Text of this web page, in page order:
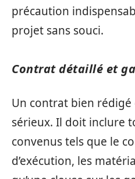
précaution
projet sans souci.
Contrat détaillé et
Un contrat bien rédigé
sérieux. Il doit inclure
convenus tels que le
d’exécution, les